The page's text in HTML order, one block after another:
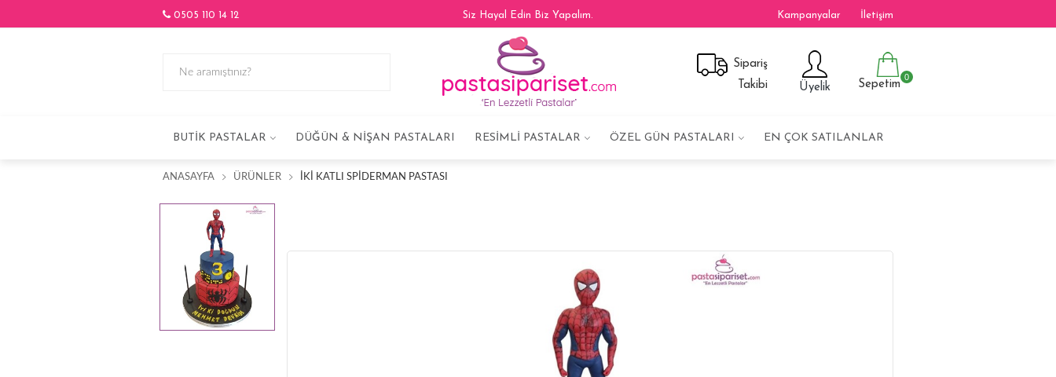
0505 110 14 12 Siz Hayal Edin Biz Yapalım. Kampanyalar İletişim
Sipariş
Takibi
Üyelik Sepetim
0
BUTIK PASTALAR DÜĞÜN & NIŞAN PASTALARI RESIMLI PASTALAR ÖZEL GÜN PASTALARI EN ÇOK SATILANLAR
ANASAYFA ÜRÜNLER İKI KATLI SPIDERMAN PASTASI